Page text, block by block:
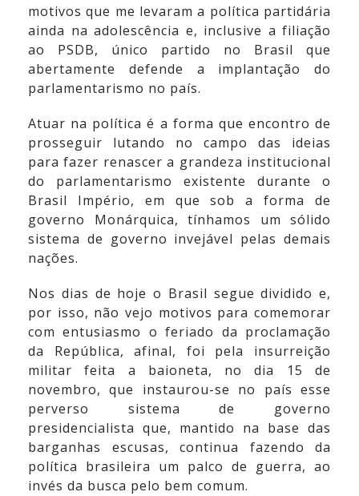
motivos que me levaram a política partidária
ainda na adolescência e, inclusive a filiação
ao PSDB, único partido no Brasil que
abertamente defende a implantação do
parlamentarismo no país.
Atuar na política é a forma que encontro de
prosseguir lutando no campo das ideias
para fazer renascer a grandeza institucional
do parlamentarismo existente durante o
Brasil Império, em que sob a forma de
governo Monárquica, tínhamos um sólido
sistema de governo invejável pelas demais
nações.
Nos dias de hoje o Brasil segue dividido e,
por isso, não vejo motivos para comemorar
com entusiasmo o feriado da proclamação
da República, afinal, foi pela insurreição
militar feita a baioneta, no dia 15 de
novembro, que instaurou-se no país esse
perverso sistema de governo
presidencialista que, mantido na base das
barganhas escusas, continua fazendo da
política brasileira um palco de guerra, ao
invés da busca pelo bem comum.